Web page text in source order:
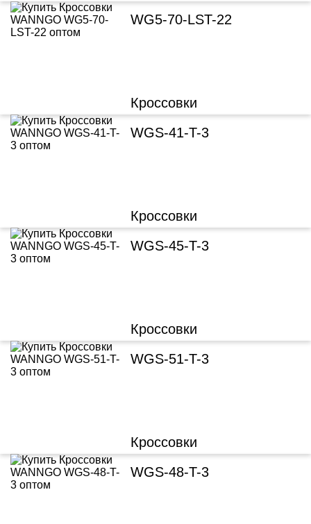
WG5-70-LST-22
Кроссовки
WGS-41-T-3
Кроссовки
WGS-45-T-3
Кроссовки
WGS-51-T-3
Кроссовки
WGS-48-T-3